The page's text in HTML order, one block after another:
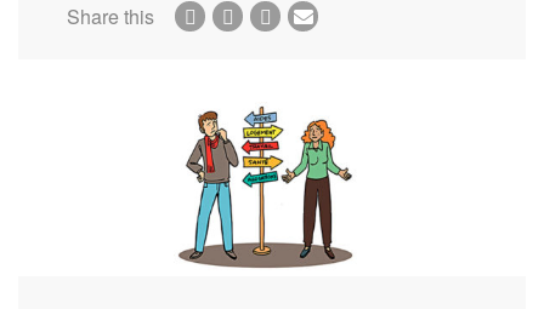
Share this